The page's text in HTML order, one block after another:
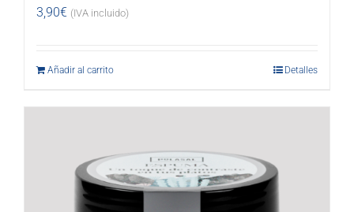
3,90€ (IVA incluido)
Añadir al carrito Detalles